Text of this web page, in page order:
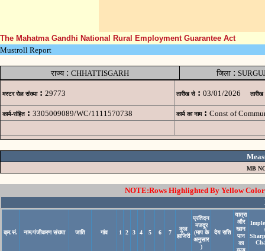
The Mahatma Gandhi National Rural Employment Guarantee Act
Mustroll Report
राज्य: CHHATTISGARH जिला:
मस्टर रोल संख्या : 29773 तारीख से : 03/01/2026 तारीख
कार्य-संहित : 3305009089/WC/1111570738 कार्य का नाम : Const of
MB
NOTE:Rows Highlighted By Yellow
क्र.सं. नाम/पंजीकरण संख्या जाति गांव 1 2 3 4 5 6 7
कुल
हाजिरी
प्रतिदन
मजदूर
(माप के
अनुसार
)
देय राशि
यात्रा
और
खान
पान
का
/